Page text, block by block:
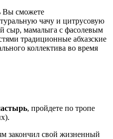
Вы сможете
чачу и цитрусовую
сыр, мамалыга с фасолевым
традиционные абхазские
коллектива во время
, пройдете по тропе
закончил свой жизненный